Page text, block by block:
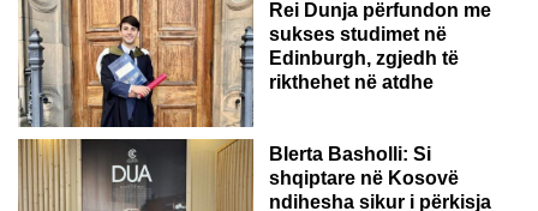
Rei Dunja përfundon me
sukses studimet në
Edinburgh, zgjedh të
rikthehet në atdhe
Blerta Basholli: Si
shqiptare në Kosovë
ndihesha sikur i përkisja